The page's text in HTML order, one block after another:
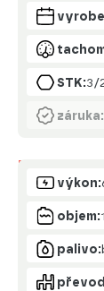
STK:3/
záruka:
Motor
výkon:
objem:
palivo: